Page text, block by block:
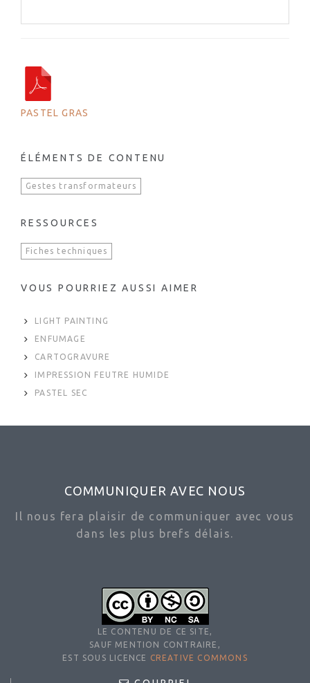
PASTEL GRAS
ÉLÉMENTS DE CONTENU
Gestes transformateurs
RESSOURCES
Fiches techniques
VOUS POURRIEZ AUSSI AIMER
LIGHT PAINTING
ENFUMAGE
CARTOGRAVURE
IMPRESSION FEUTRE HUMIDE
PASTEL SEC
COMMUNIQUER AVEC NOUS
Il nous fera plaisir de communiquer avec vous
dans les plus brefs délais.
LE CONTENU DE CE SITE,
SAUF MENTION CONTRAIRE,
EST SOUS LICENCE
CREATIVE COMMONS